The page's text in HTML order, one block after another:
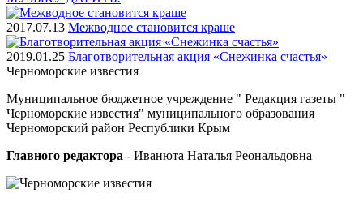
2017.07.13 Межводное становится краше
2019.01.25 Благотворительная акция «Снежинка счастья»
Черноморские известия
Муниципальное бюджетное учреждение " Редакция газеты "
Черноморские известия" муниципального образования
Черноморский район Республики Крым
Главного редактора - Иванюта Наталья Реональдовна